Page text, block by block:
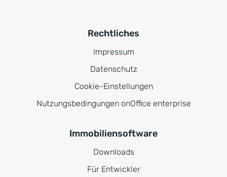
Rechtliches
Impressum
Datenschutz
Cookie-Einstellungen
Nutzungsbedingungen onOffice enterprise
Immobiliensoftware
Downloads
Für Entwickler